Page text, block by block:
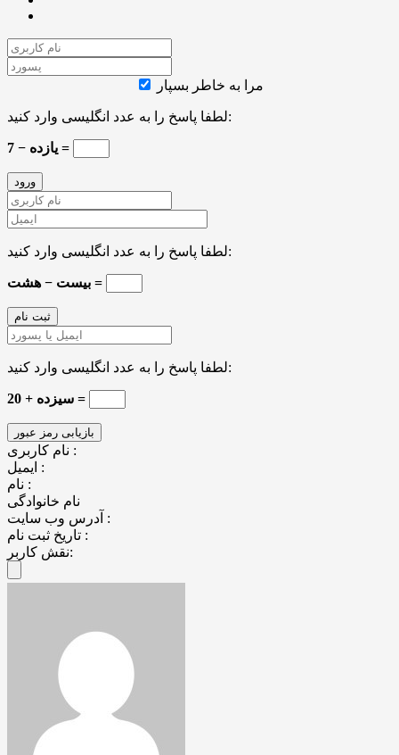
مرا به خاطر بسپار
لطفا پاسخ را به عدد انگلیسی وارد کنید:
یازده − 7 =
لطفا پاسخ را به عدد انگلیسی وارد کنید:
بیست − هشت =
لطفا پاسخ را به عدد انگلیسی وارد کنید:
سیزده + 20 =
نام کاربری :
ایمیل :
نام :
نام خانوادگی
آدرس وب سایت :
تاریخ ثبت نام :
نقش کاربر: